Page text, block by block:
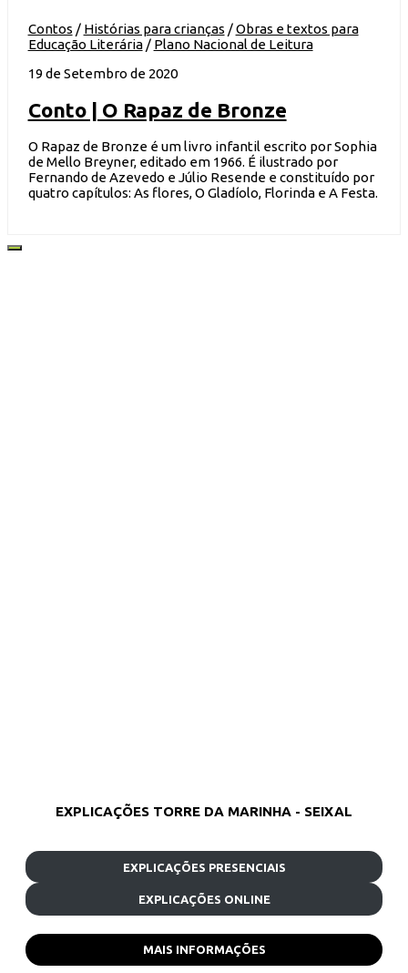
Contos / Histórias para crianças /Obras e textos para
Educação Literária/ Plano Nacional de Leitura
19 de Setembro de 2020
Conto | O Rapaz de Bronze
O Rapaz de Bronze é um livro infantil escrito por Sophia
de Mello Breyner, editado em 1966. É ilustrado por
Fernando de Azevedo e Júlio Resende e constituído por
quatro capítulos: As flores, O Gladíolo, Florinda e A Festa.
EXPLICAÇÕES TORRE DA MARINHA - SEIXAL
EXPLICAÇÕES PRESENCIAIS
EXPLICAÇÕES ONLINE
MAIS INFORMAÇÕES